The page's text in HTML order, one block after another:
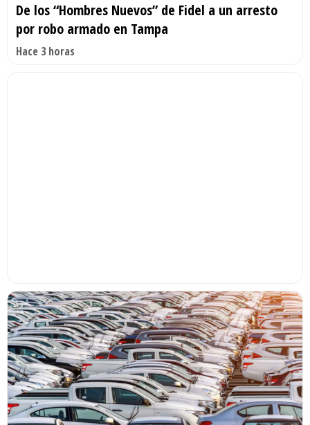
De los “Hombres Nuevos” de Fidel a un arresto
por robo armado en Tampa
Hace 3 horas